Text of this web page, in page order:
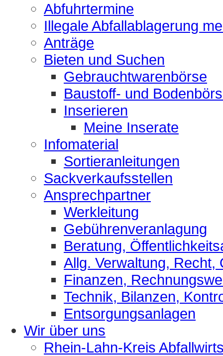
Abfuhrtermine
Illegale Abfallablagerung
Anträge
Bieten und Suchen
Gebrauchtwarenbörse
Baustoff- und
Inserieren
Meine Inserate
Infomaterial
Sortieranleitungen
Sackverkaufsstellen
Ansprechpartner
Werkleitung
Gebührenveranlagung
Beratung,
Allg. Verwaltung, Recht,
Finanzen,
Technik, Bilanzen,
Entsorgungsanlagen
Wir über uns
Rhein-Lahn-Kreis